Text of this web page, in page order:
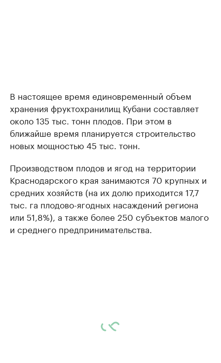
В настоящее время единовременный объем
хранения фруктохранилищ Кубани составляет
около 135 тыс. тонн плодов. При этом в
ближайше время планируется строительство
новых мощностью 45 тыс. тонн.
Производством плодов и ягод на территории
Краснодарского края занимаются 70 крупных и
средних хозяйств (на их долю приходится 17,7
тыс. га плодово-ягодных насаждений региона
или 51,8%), а также более 250 субъектов малого
и среднего предпринимательства.